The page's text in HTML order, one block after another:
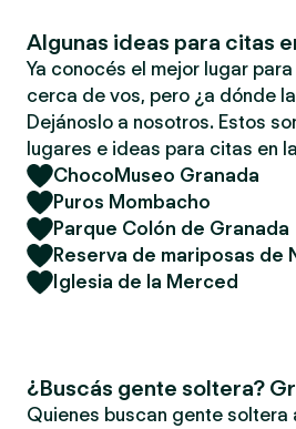
Algunas ideas para citas
Ya conocés el mejor lugar
cerca de vos, pero ¿a dónde
Dejánoslo a nosotros. Estos
lugares e ideas para citas en
ChocoMuseo Granada
Puros Mombacho
Parque Colón de Granada
Reserva de mariposas de
Iglesia de la Merced
¿Buscás gente soltera?
Quienes buscan gente soltera